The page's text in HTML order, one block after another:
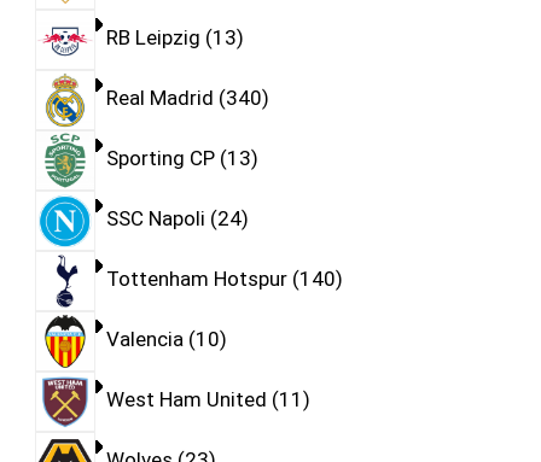
RB Leipzig 13
Real Madrid 340
Sporting CP 13
SSC Napoli 24
Tottenham Hotspur 140
Valencia 10
West Ham United 11